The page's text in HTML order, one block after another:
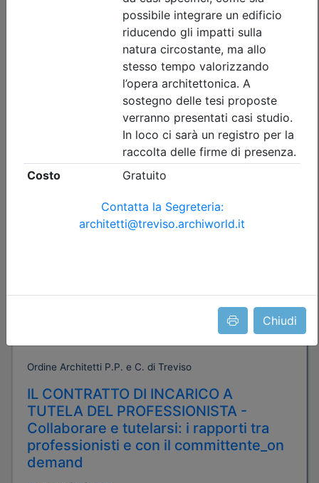
Chiudi
E-Learning - Autoformazione
Note
Iscrizione
Ordine Architetti P.P. e C. di Treviso
IL CONTRATTO DI INCARICO A
TUTELA DEL PROFESSIONISTA -
Collaborare e tutelarsi: i rapporti tra
professionisti e con il committente_on
demand